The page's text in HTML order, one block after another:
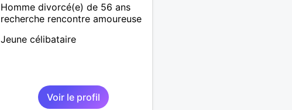
Homme divorcé(e) de 56 ans
recherche rencontre amoureuse
Jeune célibataire
Voir le profil